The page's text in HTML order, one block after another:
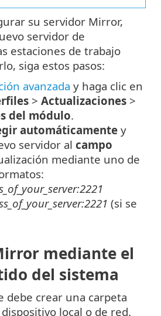
su servidor Mirror,
servidor de
estaciones de trabajo
siga estos pasos:
avanzada y haga clic en
>Actualizaciones >
del módulo.
automáticamente y
servidor alcampo
mediante uno de
(si se
mediante el
del sistema
debe crear una carpeta
local o de red.